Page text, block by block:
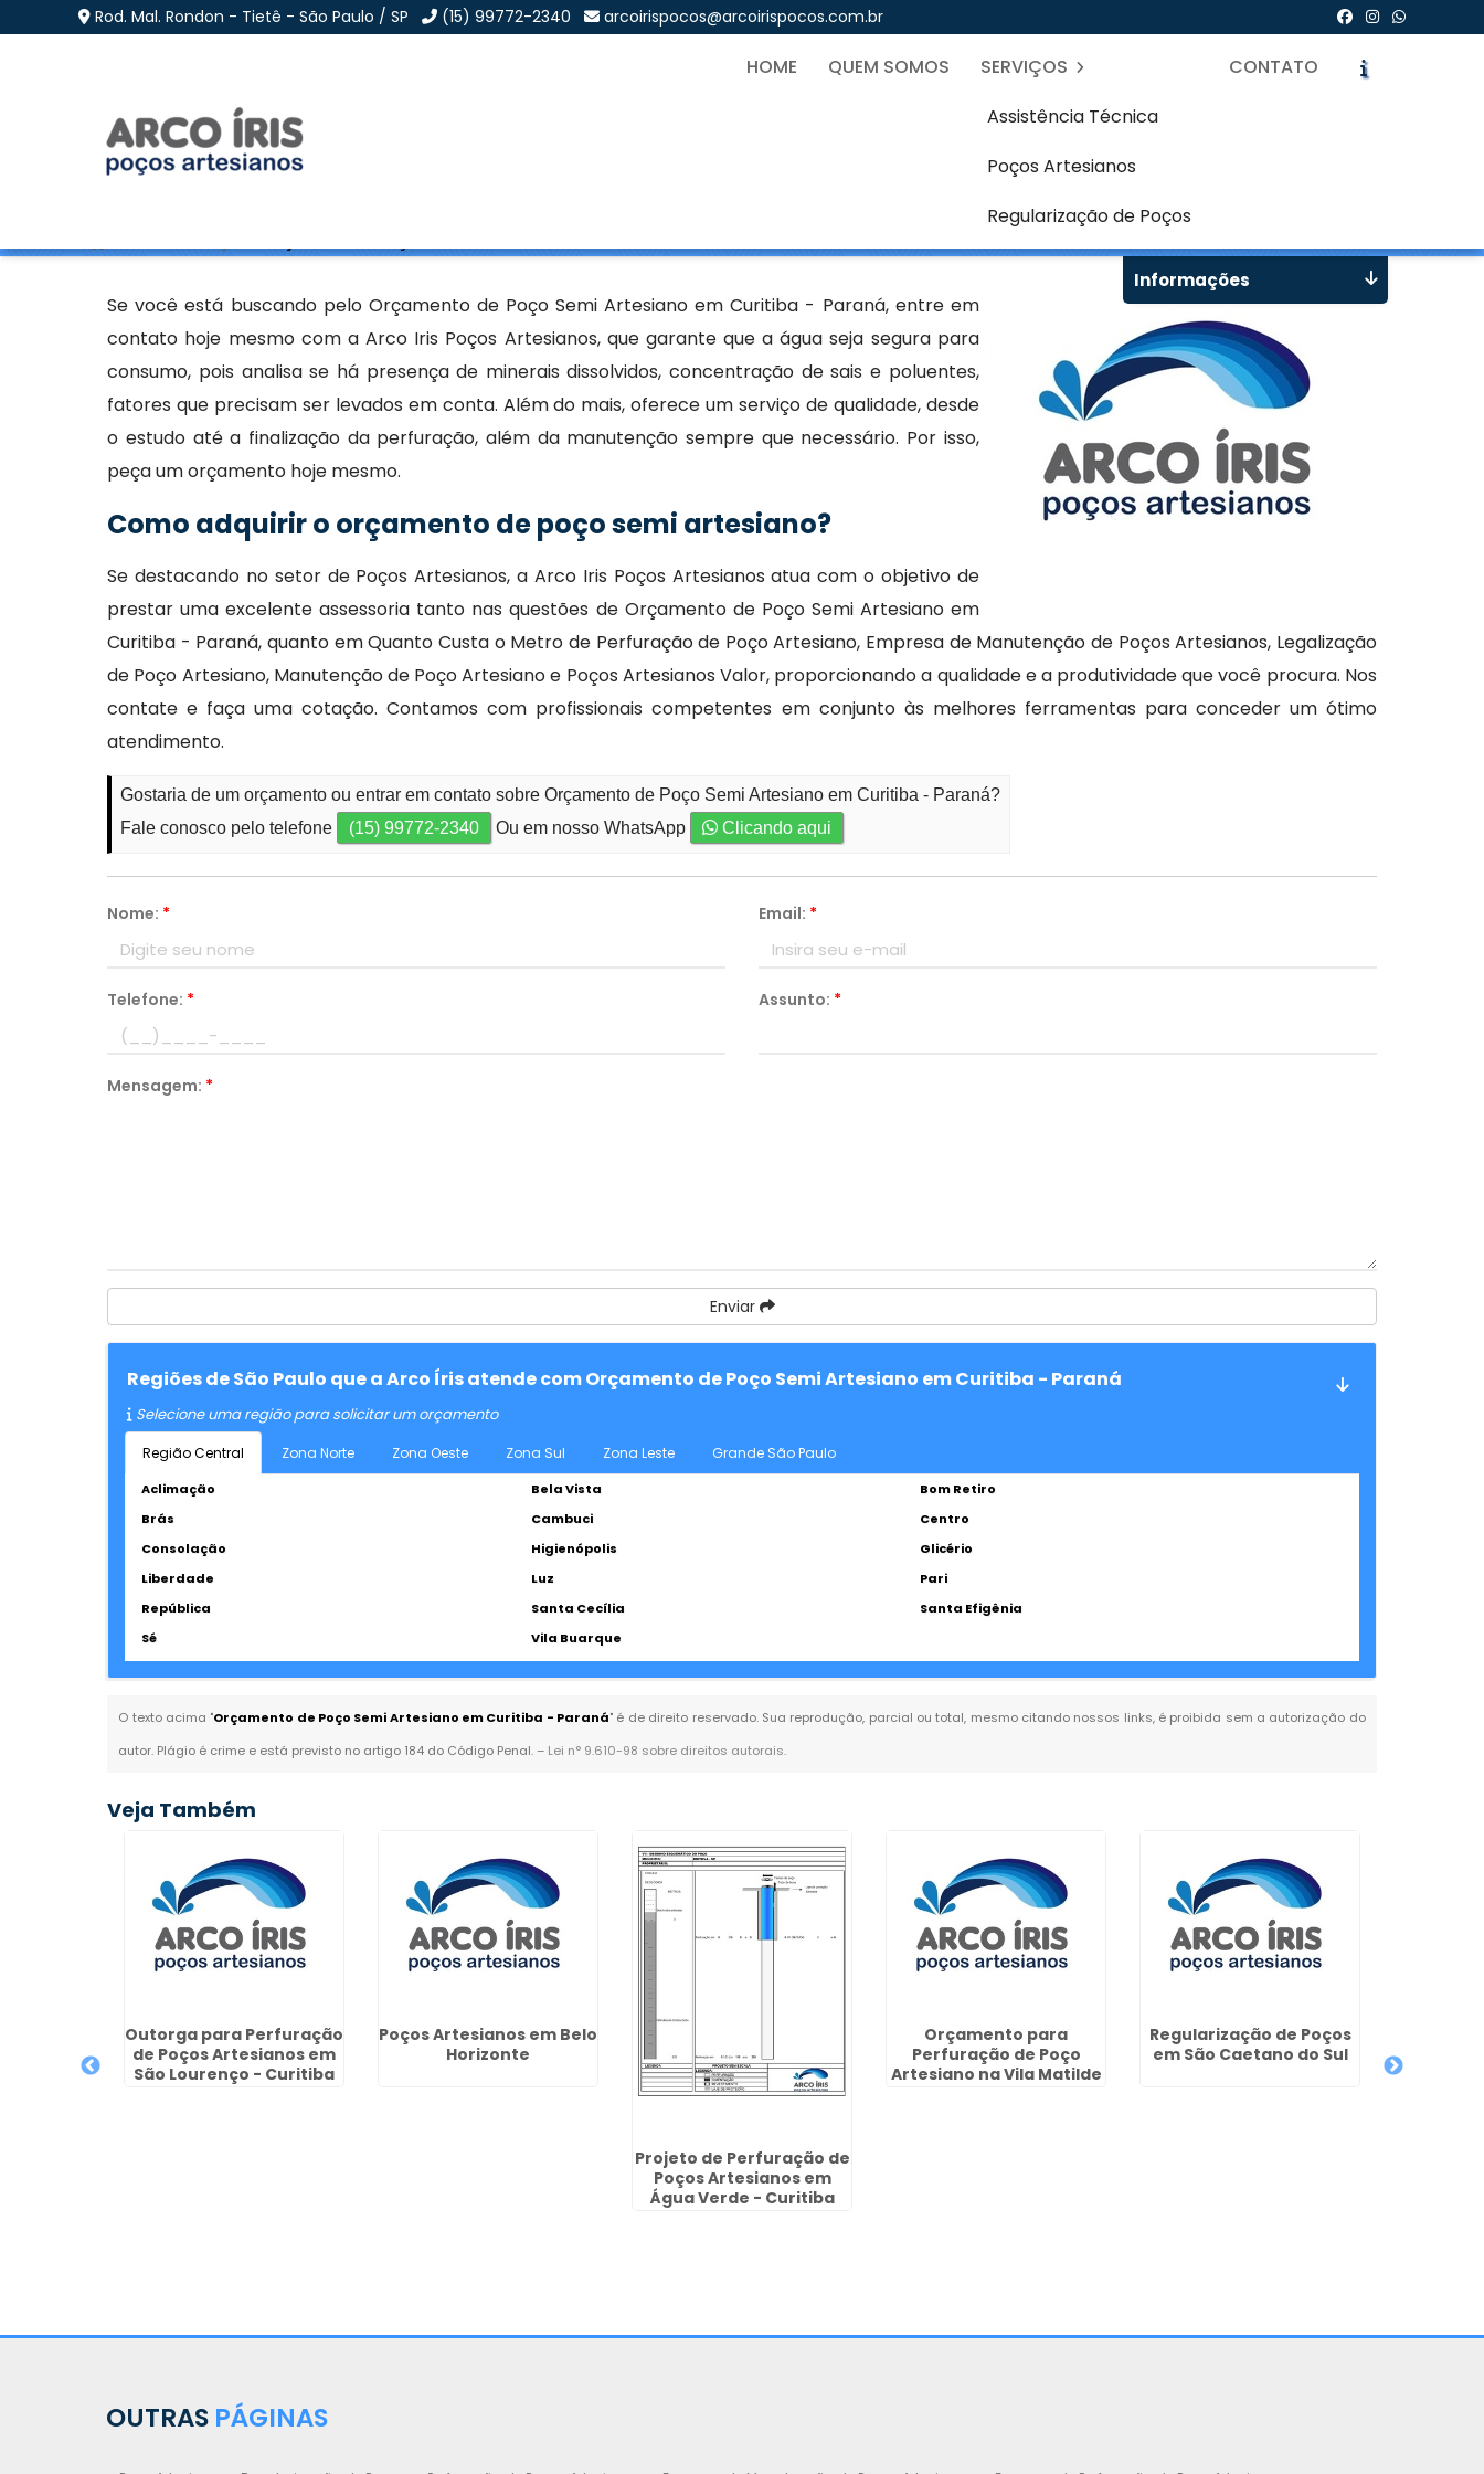
Rod. Mal. Rondon - Tietê - São Paulo / SP (15) 99772-2340 arcoirispocos@arcoirispocos.com.br
HOME QUEM SOMOS
SERVIÇOS
Assistência Técnica
Poços Artesianos
Regularização de Poços
CONTATO
Orçamento de Poço Semi Artesiano em Curitiba - Paraná
Se você está buscando pelo Orçamento de Poço Semi Artesiano em Curitiba - Paraná, entre em
contato hoje mesmo com a Arco Iris Poços Artesianos, que garante que a água seja segura para
consumo, pois analisa se há presença de minerais dissolvidos, concentração de sais e poluentes,
fatores que precisam ser levados em conta. Além do mais, oferece um serviço de qualidade, desde
o estudo até a finalização da perfuração, além da manutenção sempre que necessário. Por isso,
peça um orçamento hoje mesmo.
Como adquirir o orçamento de poço semi artesiano?
Se destacando no setor de Poços Artesianos, a Arco Iris Poços Artesianos atua com o objetivo de
prestar uma excelente assessoria tanto nas questões de Orçamento de Poço Semi Artesiano em
Curitiba - Paraná, quanto em Quanto Custa o Metro de Perfuração de Poço Artesiano, Empresa de Manutenção de Poços Artesianos, Legalização
de Poço Artesiano, Manutenção de Poço Artesiano e Poços Artesianos Valor, proporcionando a qualidade e a produtividade que você procura. Nos
contate e faça uma cotação. Contamos com profissionais competentes em conjunto às melhores ferramentas para conceder um ótimo
atendimento.
Gostaria de um orçamento ou entrar em contato sobre Orçamento de Poço Semi Artesiano em Curitiba - Paraná?
Fale conosco pelo telefone
(15) 99772-2340 Ou em nosso WhatsApp Clicando aqui
Nome: * Email: *
Telefone: * Assunto: *
Mensagem: *
Enviar
Regiões de São Paulo que a Arco Íris atende com Orçamento de Poço Semi Artesiano em Curitiba - Paraná
Selecione uma região para solicitar um orçamento
Região Central Zona Norte Zona Oeste Zona Sul Zona Leste Grande São Paulo
Aclimação Bela Vista
Bom Retiro
Brás
Cambuci
Centro
Consolação
Higienópolis
Glicério
Liberdade
Luz
Pari
República
Santa Cecília
Santa Efigênia
Sé
Vila Buarque
O texto acima "Orçamento de Poço Semi Artesiano em Curitiba - Paraná" é de direito reservado. Sua reprodução, parcial ou total, mesmo citando nossos links, é proibida sem a autorização do
autor. Plágio é crime e está previsto no artigo 184 do Código Penal. – Lei n° 9.610-98 sobre direitos autorais.
Informações
Veja Também
Outorga para Perfuração
de Poços Artesianos em
São Lourenço - Curitiba
Poços Artesianos em Belo
Horizonte
Projeto de Perfuração de
Poços Artesianos em
Água Verde - Curitiba
Orçamento para
Perfuração de Poço
Artesiano na Vila Matilde
Regularização de Poços
em São Caetano do Sul
OUTRAS PÁGINAS